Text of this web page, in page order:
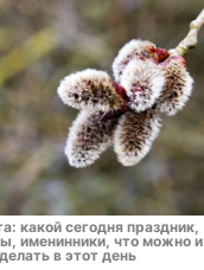
какой сегодня праздник,
именинники, что можно и
в этот день